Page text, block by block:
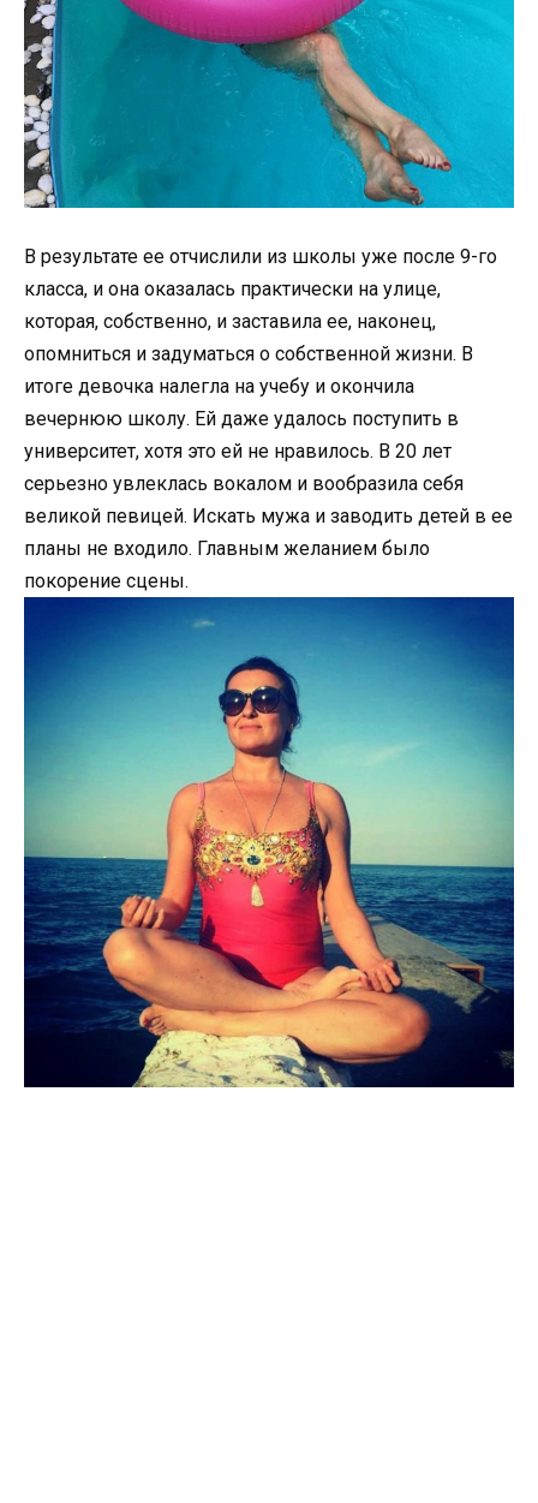
В результате ее отчислили из школы уже после 9-го
класса, и она оказалась практически на улице,
которая, собственно, и заставила ее, наконец,
опомниться и задуматься о собственной жизни. В
итоге девочка налегла на учебу и окончила
вечернюю школу. Ей даже удалось поступить в
университет, хотя это ей не нравилось. В 20 лет
серьезно увлеклась вокалом и вообразила себя
великой певицей. Искать мужа и заводить детей в ее
планы не входило. Главным желанием было
покорение сцены.